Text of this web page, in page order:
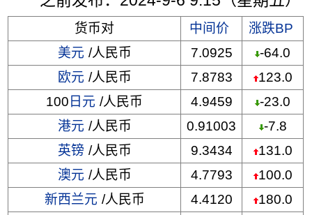
货币对 中间价
涨跌BP
美元 /人民币 7.0925
-64.0
欧元 /人民币 7.8783
123.0
100 日元 /人民币 4.9459
-23.0
港元 /人民币 0.91003
-7.8
英镑 /人民币 9.3434
131.0
澳元 /人民币 4.7793
100.0
新西兰元 /人民币 4.4120
180.0